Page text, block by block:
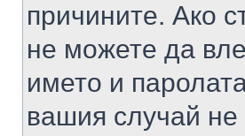
причините. Ако
не можете да
името и
вашия случай не